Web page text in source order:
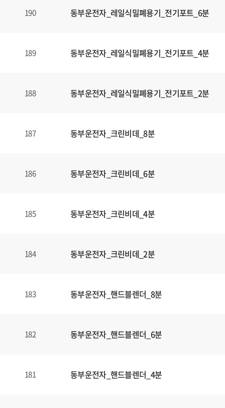
190 동부운전자_레일식밀폐용기_전기포트_6분
189 동부운전자_레일식밀폐용기_전기포트_4분
188 동부운전자_레일식밀폐용기_전기포트_2분
187 동부운전자_크린비데_8분
186 동부운전자_크린비데_6분
185 동부운전자_크린비데_4분
184 동부운전자_크린비데_2분
183 동부운전자_핸드블렌더_8분
182 동부운전자_핸드블렌더_6분
181 동부운전자_핸드블렌더_4분